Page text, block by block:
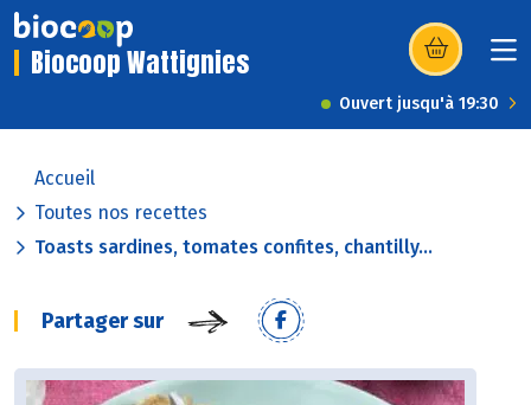
Biocoop Wattignies (s’ouvre dans
Ouvert jusqu'à 19:30
Accueil
Toutes nos recettes
Toasts sardines, tomates confites, chantilly...
Partager sur